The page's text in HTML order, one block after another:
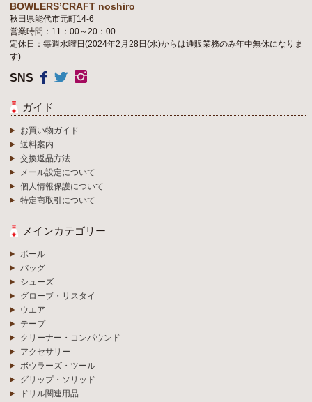
BOWLERS’CRAFT noshiro
秋田県能代市元町14-6
営業時間：11：00～20：00
定休日：毎週水曜日(2024年2月28日(水)からは通販業務のみ年中無休になりま
す)
SNS
ガイド
お買い物ガイド
送料案内
交換返品方法
メール設定について
個人情報保護について
特定商取引について
メインカテゴリー
ボール
バッグ
シューズ
グローブ・リスタイ
ウエア
テープ
クリーナー・コンパウンド
アクセサリー
ボウラーズ・ツール
グリップ・ソリッド
ドリル関連用品